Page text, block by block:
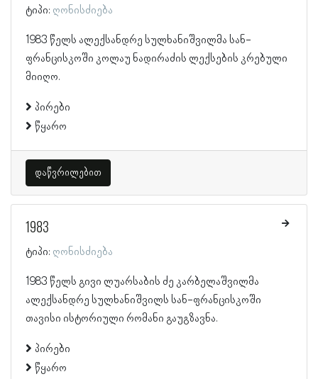
ტიპი: ღონისძიება
1983 წელს ალექსანდრე სულხანიშვილმა სან-
ფრანცისკოში კოლაუ ნადირაძის ლექსების კრებული
მიიღო.
პირები
წყარო
დაწვრილებით
1983
ტიპი: ღონისძიება
1983 წელს გივი ლუარსაბის ძე კარბელაშვილმა
ალექსანდრე სულხანიშვილს სან-ფრანცისკოში
თავისი ისტორიული რომანი გაუგზავნა.
პირები
წყარო